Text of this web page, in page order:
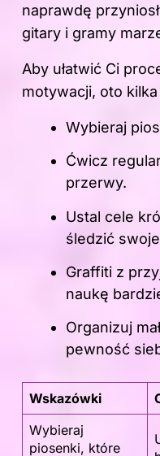
naprawdę
gitary i gramy
Aby ułatwić Ci
motywacji, oto
Wybieraj
Ćwicz
przerwy.
Ustal cele
śledzić
Graffiti z
naukę
Organizuj
pewność
Wskazówki
Wybieraj
piosenki, które